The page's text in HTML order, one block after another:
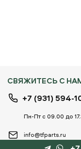
СВЯЖИТЕСЬ С
+7 (931) 594-
Пн-Пт с 09.00 до
info@tfparts.ru